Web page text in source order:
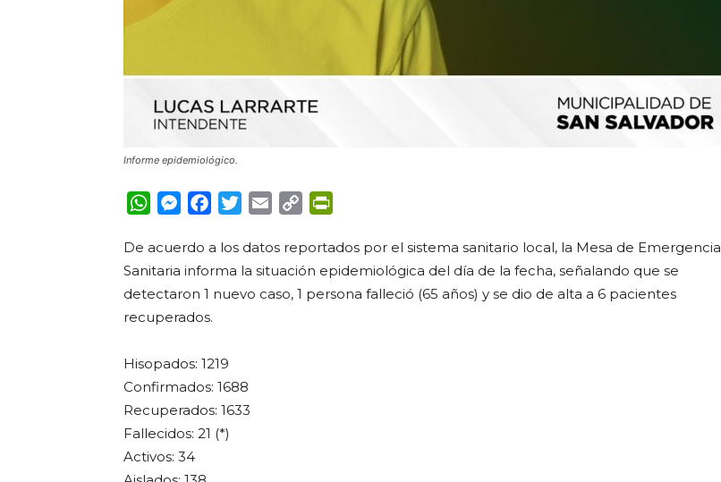
Informe epidemiológico.
WhatsApp
Messenger
FacebookTwitterEmail Copy
De acuerdo a los datos reportados por el sistema sanitario local, la Mesa de Emergencia
Sanitaria informa la situación epidemiológica del día de la fecha, señalando que se
detectaron 1 nuevo caso, 1 persona falleció (65 años) y se dio de alta a 6 pacientes
recuperados.
Hisopados: 1219
Confirmados: 1688
Recuperados: 1633
Fallecidos: 21 (*)
Activos: 34